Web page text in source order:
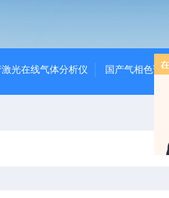
激光在线气体分析仪 国产气相色谱